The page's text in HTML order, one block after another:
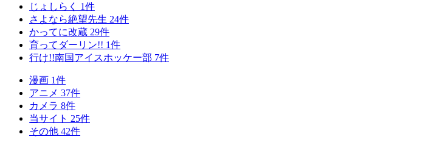
じょしらく 1件
さよなら絶望先生 24件
かってに改蔵 29件
育ってダーリン!! 1件
行け!!南国アイスホッケー部 7件
漫画 1件
アニメ 37件
カメラ 8件
当サイト 25件
その他 42件